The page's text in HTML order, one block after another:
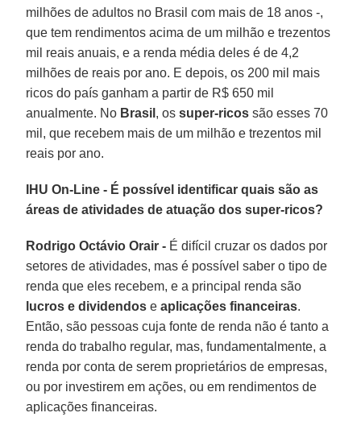
milhões de adultos no Brasil com mais de 18 anos -,
que tem rendimentos acima de um milhão e trezentos
mil reais anuais, e a renda média deles é de 4,2
milhões de reais por ano. E depois, os 200 mil mais
ricos do país ganham a partir de R$ 650 mil
anualmente. No Brasil , ossuper-ricos são esses 70
mil, que recebem mais de um milhão e trezentos mil
reais por ano.
IHU On-Line - É possível identificar quais são as
áreas de atividades de atuação dos super-ricos?
Rodrigo Octávio Orair - É difícil cruzar os dados por
setores de atividades, mas é possível saber o tipo de
renda que eles recebem, e a principal renda são
lucros e dividendos eaplicações financeiras.
Então, são pessoas cuja fonte de renda não é tanto a
renda do trabalho regular, mas, fundamentalmente, a
renda por conta de serem proprietários de empresas,
ou por investirem em ações, ou em rendimentos de
aplicações financeiras.